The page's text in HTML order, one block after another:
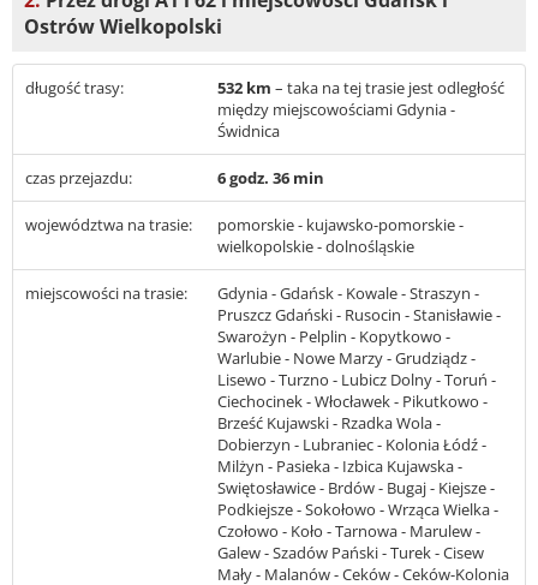
Ostrów Wielkopolski
długość trasy: 532 km – taka na tej trasie jest odległość
między miejscowościami Gdynia -
Świdnica
czas przejazdu: 6 godz. 36 min
województwa na trasie:
pomorskie - kujawsko-pomorskie -
wielkopolskie - dolnośląskie
miejscowości na trasie:
Gdynia - Gdańsk - Kowale - Straszyn -
Pruszcz Gdański - Rusocin - Stanisławie -
Swarożyn - Pelplin - Kopytkowo -
Warlubie - Nowe Marzy - Grudziądz -
Lisewo - Turzno - Lubicz Dolny - Toruń -
Ciechocinek - Włocławek - Pikutkowo -
Brześć Kujawski - Rzadka Wola -
Dobierzyn - Lubraniec - Kolonia Łódź -
Milżyn - Pasieka - Izbica Kujawska -
Swiętosławice - Brdów - Bugaj - Kiejsze -
Podkiejsze - Sokołowo - Wrząca Wielka -
Czołowo - Koło - Tarnowa - Marulew -
Galew - Szadów Pański - Turek - Cisew
Mały - Malanów - Ceków - Ceków-Kolonia